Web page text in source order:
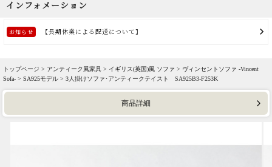
トップページ > アンティーク風家具 > イギリス(英国)風 ソファ > ヴィンセントソファ -Vincent
Sofa- > SA925モデル > 3人掛けソファ･アンティークテイスト SA925B3-F253K
商品詳細